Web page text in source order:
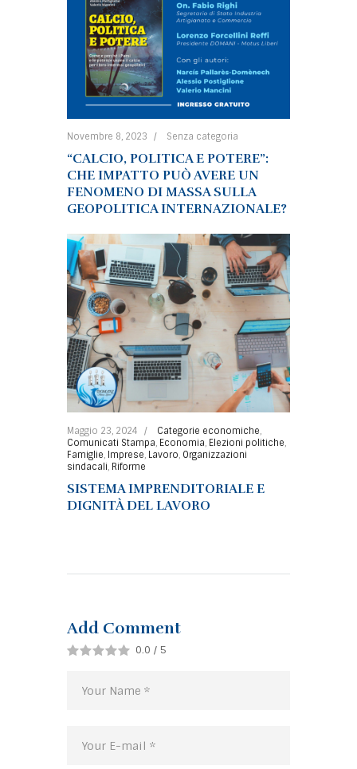
Novembre 8, 2023 Senza categoria
“CALCIO, POLITICA E POTERE”:
CHE IMPATTO PUÒ AVERE UN
FENOMENO DI MASSA SULLA
GEOPOLITICA INTERNAZIONALE?
Maggio 23, 2024 Categorie economiche
Comunicati Stampa Economia Elezioni politiche
Famiglie Imprese Lavoro Organizzazioni
sindacali Riforme
SISTEMA IMPRENDITORIALE E
DIGNITÀ DEL LAVORO
Add Comment
0.0 / 5